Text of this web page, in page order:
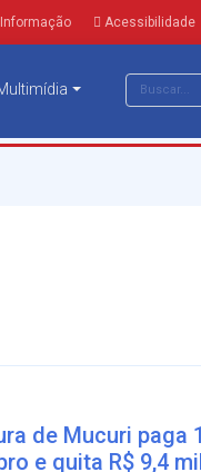
Acessibilidade
de Mucuri paga
e quita R$ 9,4